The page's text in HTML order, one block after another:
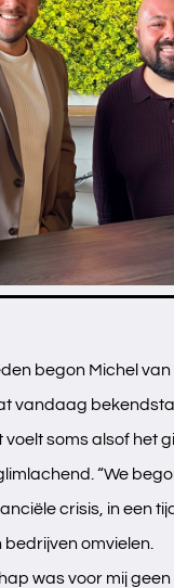
begon Michel van
vandaag
voelt soms alsof het
“We
crisis, in een
bedrijven omvielen.
was voor mij geen